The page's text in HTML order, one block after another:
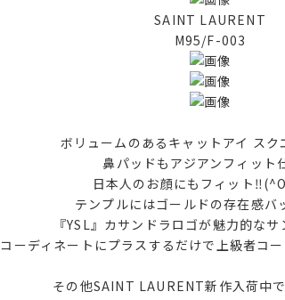
SAINT LAURENT
M95/F-003
ボリュームのあるキャットアイ スク
鼻パッドもアジアンフィット
日本人のお顔にもフィット
テンプルにはゴールドの存在感バ
『YSL』カサンドラロゴが魅力的な
コーディネートにプラスするだけで上級者コ
その他SAINT LAURENT新作入荷中